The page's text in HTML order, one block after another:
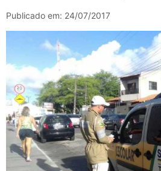
Publicado em: 24/07/2017